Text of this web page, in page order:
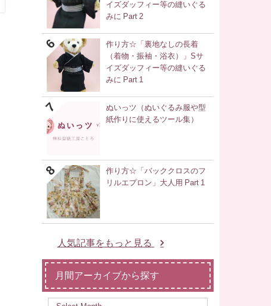
イズダッフィー等の縫いぐる
みに Part 2
作り方☆「裏地なしの長着
（着物・振袖・浴衣）」Sサ
イズダッフィー等の縫いぐる
みに Part 1
ぬいっツ（ぬいぐるみ服や型
紙作りに使えるツール集）
作り方☆「バッククロスのフ
リルエプロン」大人用 Part 1
人気記事をもっと見る
月間アーカイブから探す